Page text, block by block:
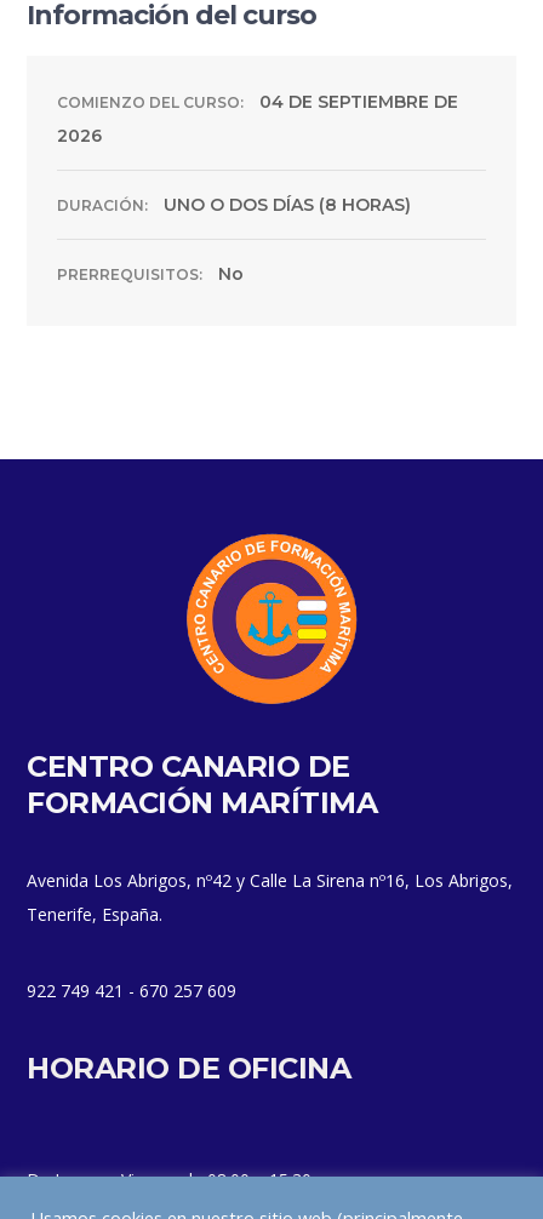
Información del curso
COMIENZO DEL CURSO:
04 DE SEPTIEMBRE DE
2026
DURACIÓN: UNO O DOS DÍAS (8 HORAS)
PRERREQUISITOS: No
CENTRO CANARIO DE
FORMACIÓN MARÍTIMA
Avenida Los Abrigos, nº42 y Calle La Sirena nº16, Los Abrigos,
Tenerife, España.
922 749 421 - 670 257 609
HORARIO DE OFICINA
De Lunes a Viernes de 08:00 a 15:30